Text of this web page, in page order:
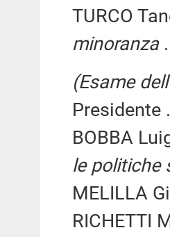
TURCO
minoranza
(Esame
Presidente
BOBBA
le politiche
MELILLA
RICHETTI